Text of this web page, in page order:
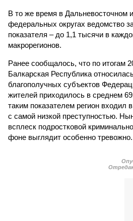
В то же время в Дальневосточном
федеральных округах ведомство
показателя – до 1,1 тысячи в
макрорегионов.
Ранее сообщалось, что по итогам
Балкарская Республика
благополучных субъектов
жителей приходилось в среднем
таким показателем регион входил
с самой низкой преступностью.
всплеск подростковой
фоне выглядит особенно тревожно.